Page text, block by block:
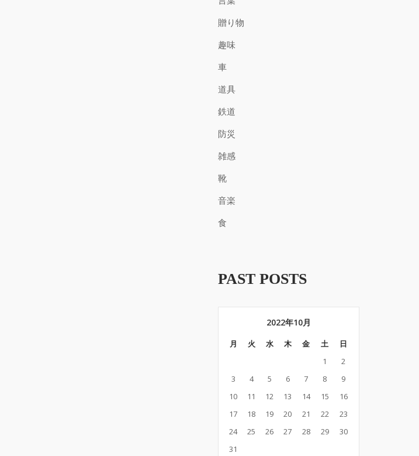
贈り物
趣味
車
道具
鉄道
防災
雑感
靴
音楽
食
PAST POSTS
2022年10月
月 火 水 木 金 土
日
1
2
3
4 5 6 7 8
9
10
11 12 13 14 15
16
17
18 19 20 21 22
23
24
25 26 27 28 29
30
31